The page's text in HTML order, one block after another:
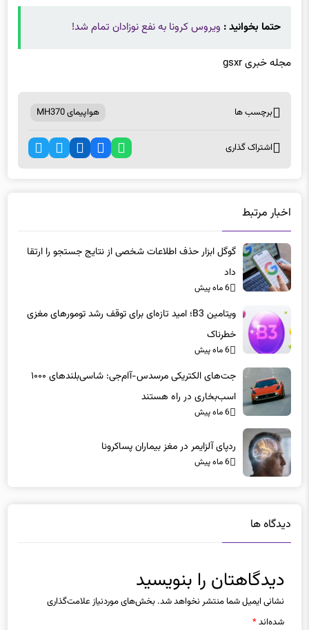
حتما بخوانید : ویروس کرونا به نفع نوزادان تمام شد!
مجله خبری gsxr
برچسب ها هواپیمای MH370
اشتراک گذاری
اخبار مرتبط
گوگل ابزار حذف اطلاعات شخصی از نتایج جستجو را ارتقا
داد
6 ماه پیش
ویتامین B3؛ امید تازه‌ای برای توقف رشد تومورهای مغزی
خطرناک
6 ماه پیش
جت‌های الکتریکی مرسدس-آام‌جی: شاسی‌بلندهای ۱۰۰۰
اسب‌بخاری در راه هستند
6 ماه پیش
ردپای آلزایمر در مغز بیماران پساکرونا
6 ماه پیش
دیدگاه ها
دیدگاهتان را بنویسید
نشانی ایمیل شما منتشر نخواهد شد. بخش‌های موردنیاز علامت‌گذاری
شده‌اند*